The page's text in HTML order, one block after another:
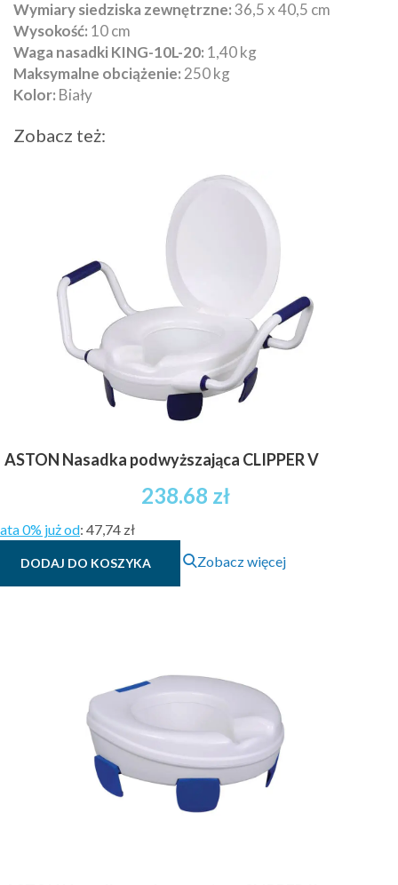
Wymiary siedziska zewnętrzne:36,5 x 40,5 cm
Wysokość: 10 cm
Waga nasadki KING-10L-20: 1,40 kg
Maksymalne obciążenie: 250 kg
Kolor: Biały
Zobacz też:
ASTON Nasadka podwyższająca CLIPPER V
238.68 zł
0% już od: 47,74 zł
DODAJ DO KOSZYKA Zobacz więcej